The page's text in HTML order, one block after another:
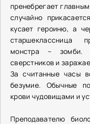
пренебрегает
случайно
кусает героиню, а
старшеклассница
монстра – зомби.
сверстников и
За считанные часы
безумие. Обычные
крови чудовищами и
Преподавателю